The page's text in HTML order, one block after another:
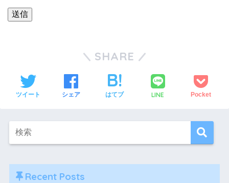
SHARE
ツイート シェア はてブ LINE Pocket
Recent Posts